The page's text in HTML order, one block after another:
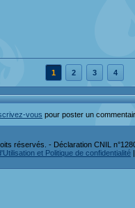
1 2 3 4
vous pour poster un
réservés. - Déclaration CNIL
et Politique de confidentialité